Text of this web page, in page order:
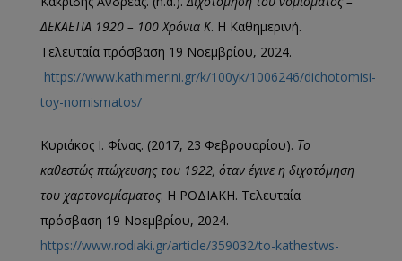
ΔΕΚΑΕΤΙΑ 1920 – 100 Χρόνια Κ. Η Καθημερινή.
Τελευταία πρόσβαση 19 Νοεμβρίου, 2024.
https://www.kathimerini.gr/k/100yk/1006246/dichotomisi-
toy-nomismatos/
Κυριάκος Ι. Φίνας. (2017, 23 Φεβρουαρίου). Το
καθεστώς πτώχευσης του 1922, όταν έγινε η διχοτόμηση
του χαρτονομίσματος. Η ΡΟΔΙΑΚΗ. Τελευταία
πρόσβαση 19 Νοεμβρίου, 2024.
https://www.rodiaki.gr/article/359032/to-kathestws-